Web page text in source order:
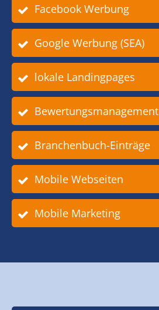
Facebook Werbung
Google Werbung (SEA)
lokale Landingpages
Bewertungsmanagement
Branchenbuch-Einträge
Mobile Webseiten
Mobile Marketing